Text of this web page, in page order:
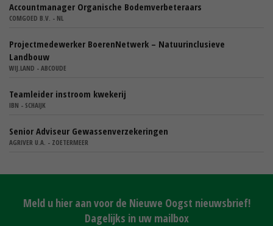
Accountmanager Organische Bodemverbeteraars
COMGOED B.V. - NL
Projectmedewerker BoerenNetwerk – Natuurinclusieve
Landbouw
WIJ.LAND - ABCOUDE
Teamleider instroom kwekerij
IBN - SCHAIJK
Senior Adviseur Gewassenverzekeringen
AGRIVER U.A. - ZOETERMEER
Meld u hier aan voor de Nieuwe Oogst nieuwsbrief!
Dagelijks in uw mailbox